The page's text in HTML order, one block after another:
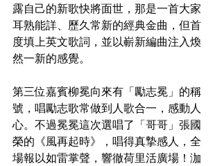
露自己的新歌快將面世，那是一首大家
耳熟能詳、歷久常新的經典金曲，但首
度填上英文歌詞，並以嶄新編曲注入煥
然一新的感覺。
第三位嘉賓柳冕向來有「勵志冕」的稱
號，唱勵志歌常做到人歌合一，感動人
心。不過冕冕這次選唱了「哥哥」張國
榮的《風再起時》，唱得真摯感人，全
場報以如雷掌聲，響徹荷里活廣場！泇